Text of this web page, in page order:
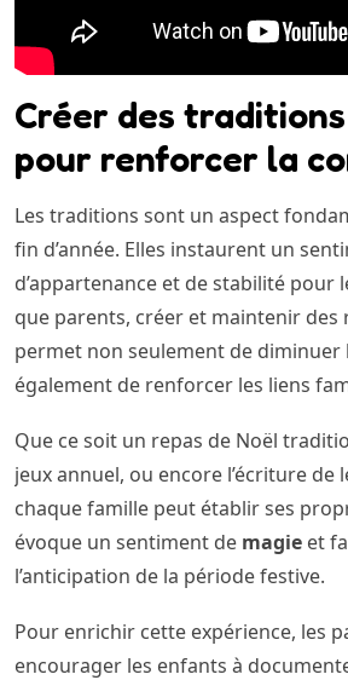
Créer des
pour renforcer la
Les traditions sont un aspect
fin d’année. Elles instaurent un
d’appartenance et de stabilité pour
que parents, créer et maintenir des
permet non seulement de diminuer
également de renforcer les liens
Que ce soit un repas de Noël
jeux annuel, ou encore l’écriture de
chaque famille peut établir ses
évoque un sentiment de magie et
l’anticipation de la période festive.
Pour enrichir cette expérience, les
encourager les enfants à